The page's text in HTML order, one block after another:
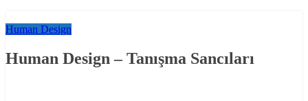
Human Design
Human Design – Tanışma Sancıları